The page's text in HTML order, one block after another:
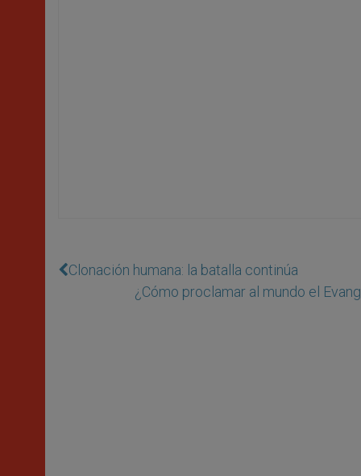
Clonación humana: la batalla continúa
¿Cómo proclamar al mundo el